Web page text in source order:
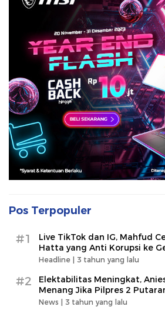
Pos Terpopuler
#1
Live TikTok dan IG, Mahfud
Hatta yang Anti Korupsi ke
Headline | 3 tahun yang lalu
#2
Elektabilitas Meningkat,
Menang Jika Pilpres 2
News | 3 tahun yang lalu